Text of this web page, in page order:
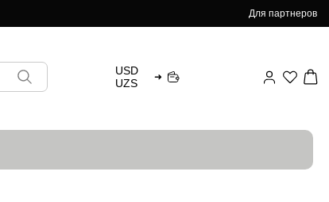
Для партнеров
USD
UZS
➜